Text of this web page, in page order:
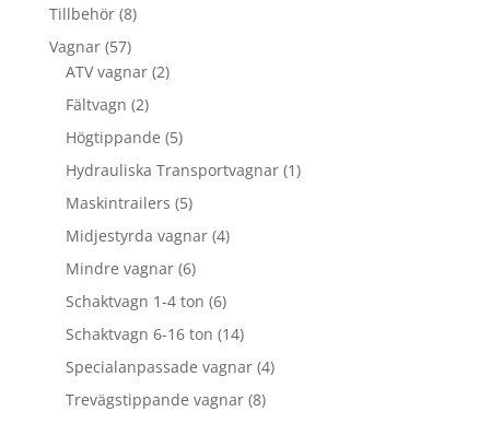
Tillbehör 88
Vagnar 5757
produkter
ATV vagnar 22
Fältvagn 22
produkter
Högtippande 55
produkter
Hydrauliska Transportvagnar 11
Maskintrailers 55
produkter
Midjestyrda vagnar 44
Mindre vagnar 66
produkter
Schaktvagn 1-4 ton 66
produkter
Schaktvagn 6-16 ton 1414
produkter
Specialanpassade vagnar 44
Trevägstippande vagnar 88